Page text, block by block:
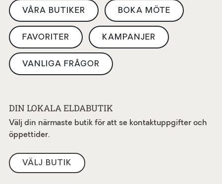
VÅRA BUTIKER BOKA MÖTE
FAVORITER KAMPANJER
VANLIGA FRÅGOR
DIN LOKALA ELDABUTIK
Välj din närmaste butik för att se kontaktuppgifter och
öppettider.
VÄLJ BUTIK